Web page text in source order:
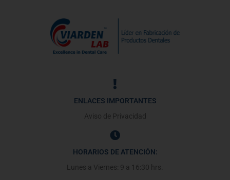
ENLACES IMPORTANTES
Aviso de Privacidad
HORARIOS DE ATENCIÓN:
Lunes a Viernes: 9 a 16:30 hrs.